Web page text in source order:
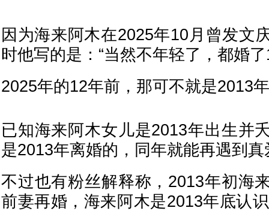
因为海来阿木在2025年10月曾发文
时他写的是：“当然不年轻了，都婚
2025年的12年前，那可不就是2013
已知海来阿木女儿是2013年出生并
是2013年离婚的，同年就能再遇到
不过也有粉丝解释称，2013年初海
前妻再婚，海来阿木是2013年底认